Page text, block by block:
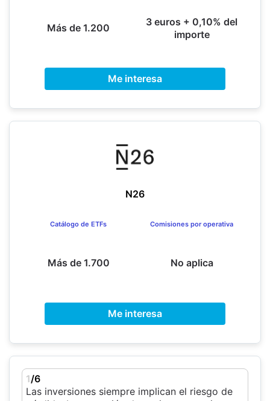
Más de 1.200
3 euros + 0,10% del
importe
Me interesa
N26
Catálogo de ETFs
Más de 1.700
Comisiones por operativa
No aplica
Me interesa
1/6
Las inversiones siempre implican el riesgo de